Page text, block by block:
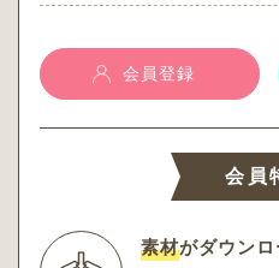
会員登録
会員
素材がダウン